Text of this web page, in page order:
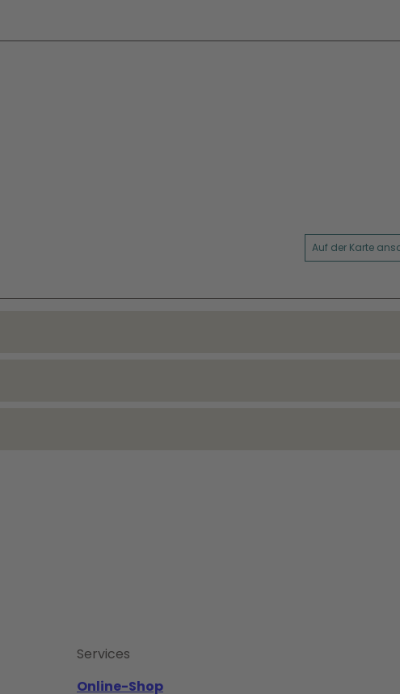
Auf der Karte
Services
Online-Shop